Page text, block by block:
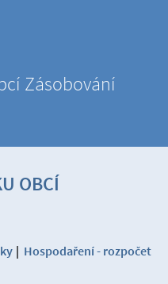
Zásobování
OBCÍ
| Hospodaření - rozpočet